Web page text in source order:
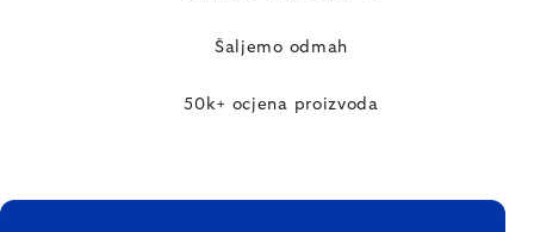
Šaljemo odmah
50k+ ocjena proizvoda
FOOTER